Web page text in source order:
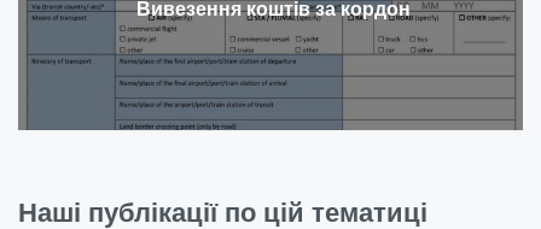
Вивезення коштів за кордон
Наші публікації по цій тематиці